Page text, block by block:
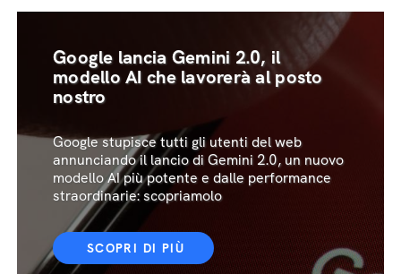
Google lancia Gemini 2.0, il
modello AI che lavorerà al posto
nostro
Google stupisce tutti gli utenti del web
annunciando il lancio di Gemini 2.0, un nuovo
modello AI più potente e dalle performance
straordinarie: scopriamolo
SCOPRI DI PIÙ